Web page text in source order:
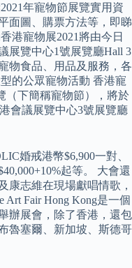
年寵物節展覽實用資
面圖、購票方法等，即睇
港寵物展2021將由今日
展覽中心1號展覽廳Hall 3
物食品、用品及服務，各
的公眾寵物活動 香港寵
（下簡稱寵物節），將於
會議展覽中心3號展覽廳
婚戒港幣$6,900一對、
起等。 大會還
康志維在現場獻唱情歌，
Fair Hong Kong是一個
辦展會，除了香港，還包
魯塞爾、新加坡、斯德哥